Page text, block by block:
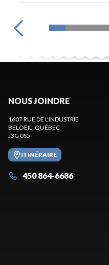
NOUS JOINDRE
1607 RUE DE L'INDUSTRIE
BELOEIL, QUÉBEC
J3G 0S5
ITINÉRAIRE
450 864-6686